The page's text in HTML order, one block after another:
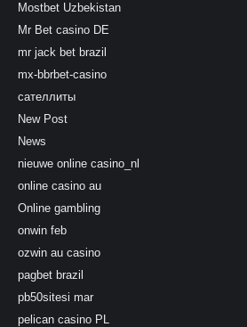
Mostbet Uzbekistan
Mr Bet casino DE
mr jack bet brazil
mx-bbrbet-casino
сателлиты
New Post
News
nieuwe online casino_nl
online casino au
Online gambling
onwin feb
ozwin au casino
pagbet brazil
pb50sitesi mar
pelican casino PL